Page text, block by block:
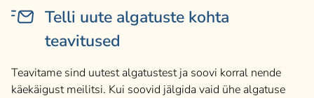
Telli uute algatuste kohta
teavitused
Teavitame sind uutest algatustest ja soovi korral nende
käekäigust meilitsi. Kui soovid jälgida vaid ühe algatuse